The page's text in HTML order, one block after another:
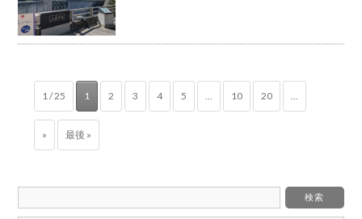
1 / 25 1 2 3 4 5 10 20
» 最後 »